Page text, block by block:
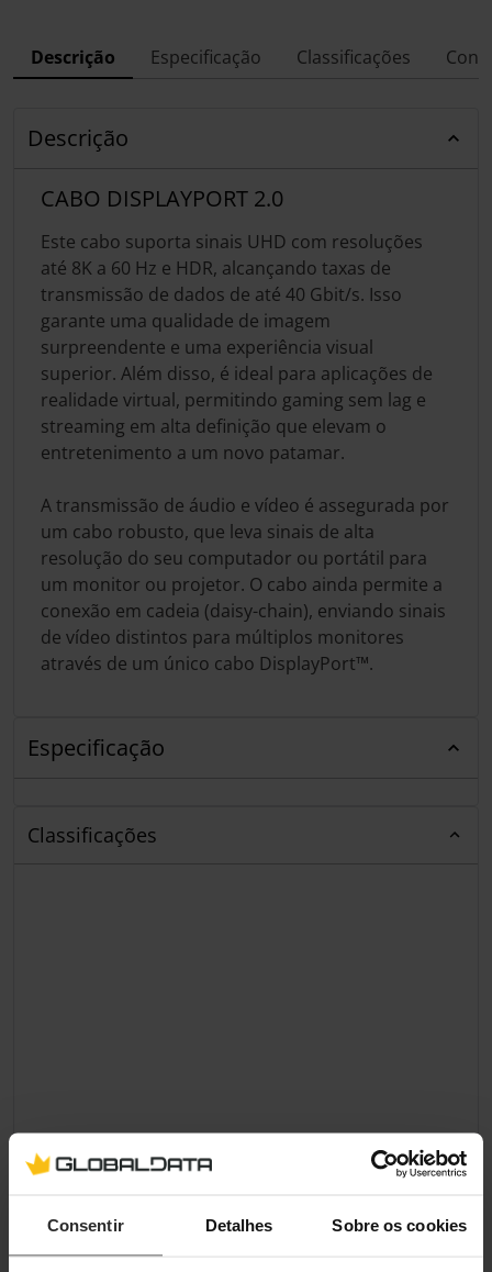
Consentir Detalhes Sobre os cookies
Descrição Especificação Classificações
Descrição
CABO DISPLAYPORT 2.0
Este cabo suporta sinais UHD com resoluções
até 8K a 60 Hz e HDR, alcançando taxas de
transmissão de dados de até 40 Gbit/s. Isso
garante uma qualidade de imagem
surpreendente e uma experiência visual
superior. Além disso, é ideal para aplicações de
realidade virtual, permitindo gaming sem lag e
streaming em alta definição que elevam o
entretenimento a um novo patamar.
A transmissão de áudio e vídeo é assegurada por
um cabo robusto, que leva sinais de alta
resolução do seu computador ou portátil para
um monitor ou projetor. O cabo ainda permite a
conexão em cadeia (daisy-chain), enviando sinais
de vídeo distintos para múltiplos monitores
através de um único cabo DisplayPort™.
Especificação
Classificações